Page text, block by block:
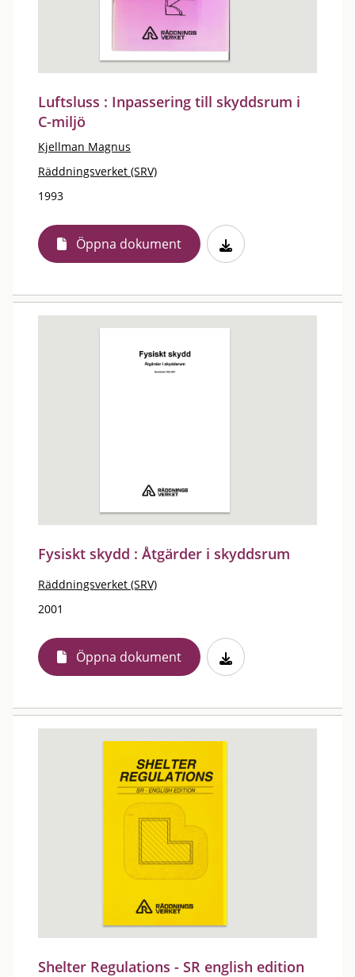
Luftsluss : Inpassering till skyddsrum i
C-miljö
Kjellman Magnus
Räddningsverket (SRV)
1993
Öppna dokument
Fysiskt skydd : Åtgärder i skyddsrum
Räddningsverket (SRV)
2001
Öppna dokument
Shelter Regulations - SR english edition